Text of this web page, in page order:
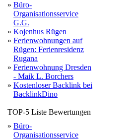
» Büro-
Organisationsservice
G.G.
» Kojenhus Rügen
» Ferienwohnungen auf
Rügen: Ferienresidenz
Rugana
» Ferienwohnung Dresden
- Maik L. Borchers
» Kostenloser Backlink bei
BacklinkDino
TOP-5 Liste Bewertungen
» Büro-
Organisationsservice